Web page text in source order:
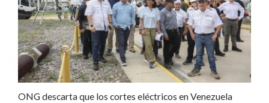
ONG descarta que los cortes eléctricos en Venezuela